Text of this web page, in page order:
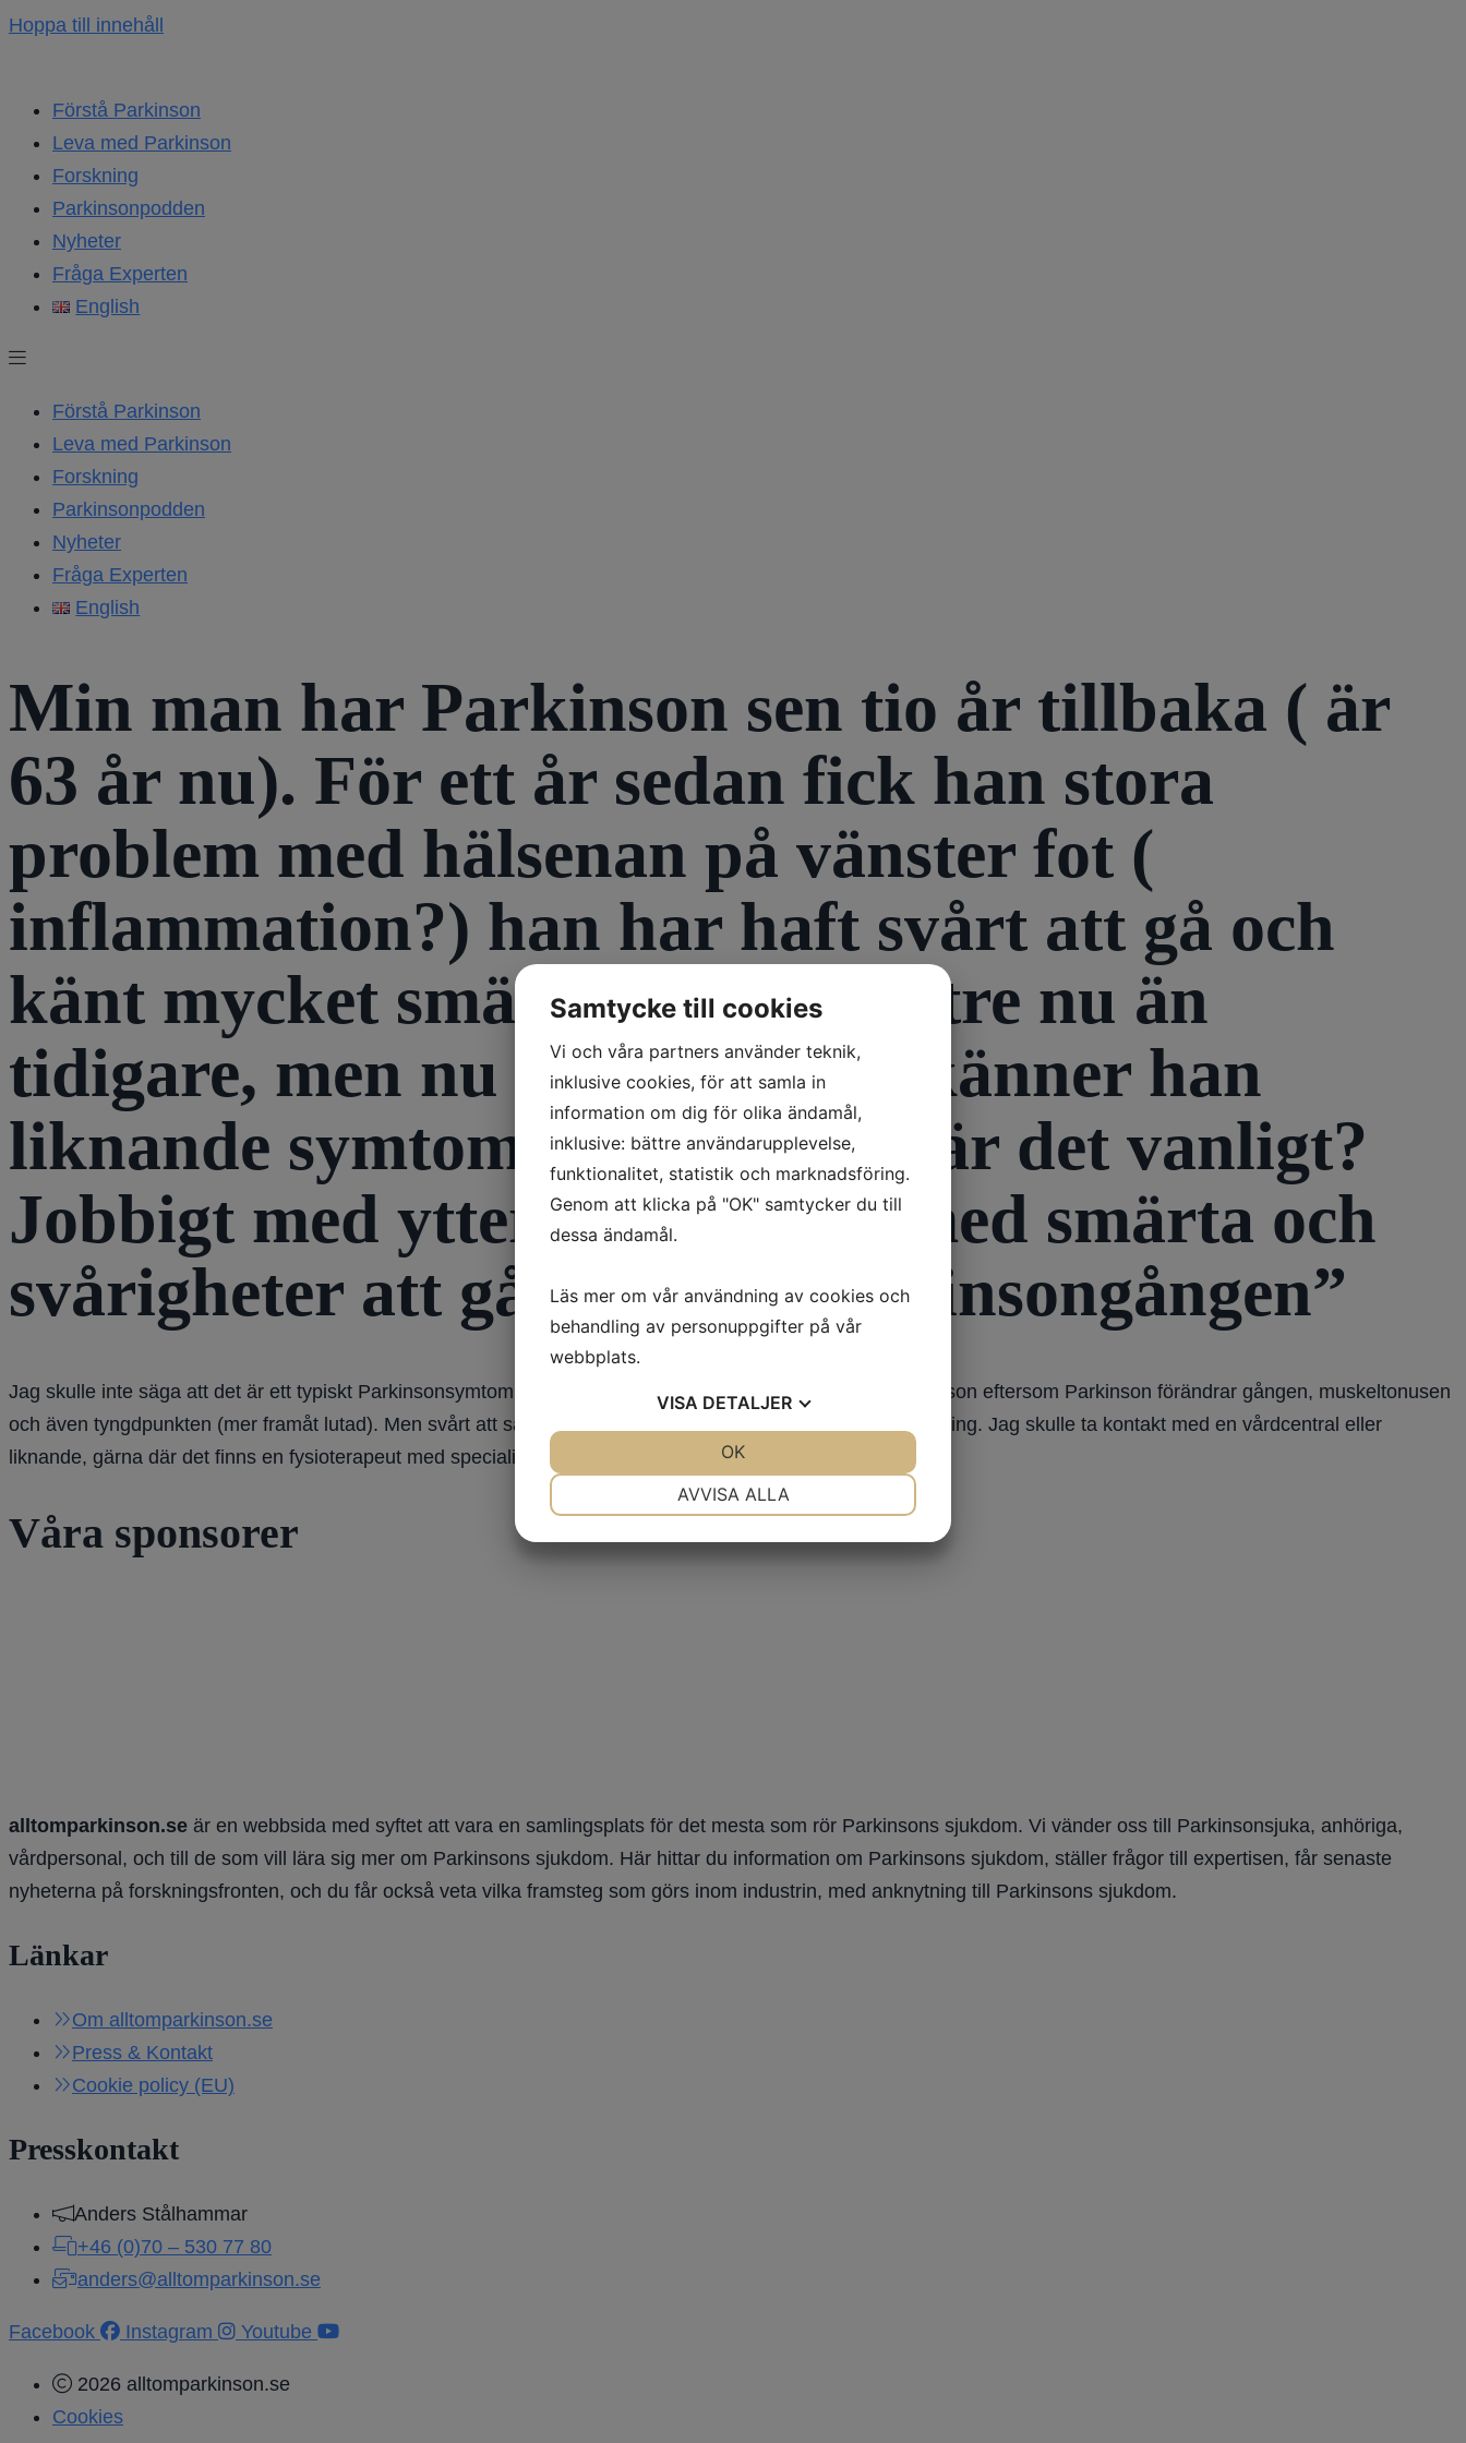
Hoppa till innehåll
Förstå Parkinson
Leva med Parkinson
Forskning
Parkinsonpodden
Nyheter
Fråga Experten
English
Förstå Parkinson
Leva med Parkinson
Forskning
Parkinsonpodden
Nyheter
Fråga Experten
English
Min man har Parkinson sen tio år tillbaka ( är
63 år nu). För ett år sedan fick han stora
problem med hälsenan på vänster fot (
inflammation?) han har haft svårt att gå och
känt mycket smärta.. något bättre nu än
tidigare, men nu ett år senare känner han
liknande symtom på höger fot, är det vanligt?
Jobbigt med ytterligare ett år med smärta och
svårigheter att gå utöver ”Parkinsongången”
Jag skulle inte säga att det är ett typiskt Parkinsonsymtom men det skulle kunna uppstå sekundärt till Parkinson eftersom Parkinson förändrar gången, muskeltonusen
och även tyngdpunkten (mer framåt lutad). Men svårt att säga vad det beror på i detta fall utan en undersökning. Jag skulle ta kontakt med en vårdcentral eller
liknande, gärna där det finns en fysioterapeut med specialisering inom neurologi. /Erika Franzén
Våra sponsorer
alltomparkinson.se är en webbsida med syftet att vara en samlingsplats för det mesta som rör Parkinsons sjukdom. Vi vänder oss till Parkinsonsjuka, anhöriga,
vårdpersonal, och till de som vill lära sig mer om Parkinsons sjukdom. Här hittar du information om Parkinsons sjukdom, ställer frågor till expertisen, får senaste
nyheterna på forskningsfronten, och du får också veta vilka framsteg som görs inom industrin, med anknytning till Parkinsons sjukdom.
Länkar
Om alltomparkinson.se
Press & Kontakt
Cookie policy (EU)
Presskontakt
Anders Stålhammar
+46 (0)70 – 530 77 80
anders@alltomparkinson.se
Facebook Instagram Youtube
2026 alltomparkinson.se
Cookies
Samtycke till cookies
Vi och våra partners använder teknik,
inklusive cookies, för att samla in
information om dig för olika ändamål,
inklusive: bättre användarupplevelse,
funktionalitet, statistik och marknadsföring.
Genom att klicka på "OK" samtycker du till
dessa ändamål.
Läs mer om vår användning av cookies och
behandling av personuppgifter på vår
webbplats.
VISA DETALJER
AVVISA ALLA
OK